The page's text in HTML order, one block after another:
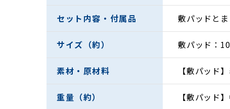
セット内容・付属品 敷パッドと
サイズ（約） 敷パッド：
素材・原材料 【敷パッド
重量（約） 【敷パッド